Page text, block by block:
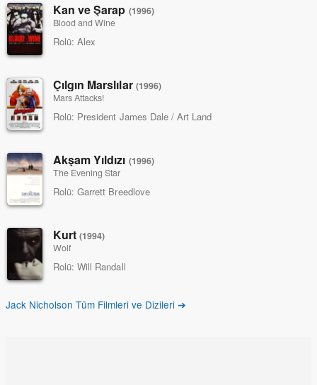
Kan ve Şarap (1996)
Blood and Wine
Rolü: Alex
Çılgın Marslılar (1996)
Mars Attacks!
Rolü: President James Dale / Art Land
Akşam Yıldızı (1996)
The Evening Star
Rolü: Garrett Breedlove
Kurt(1994)
Wolf
Rolü: Will Randall
Jack Nicholson Tüm Filmleri ve Dizileri ➔